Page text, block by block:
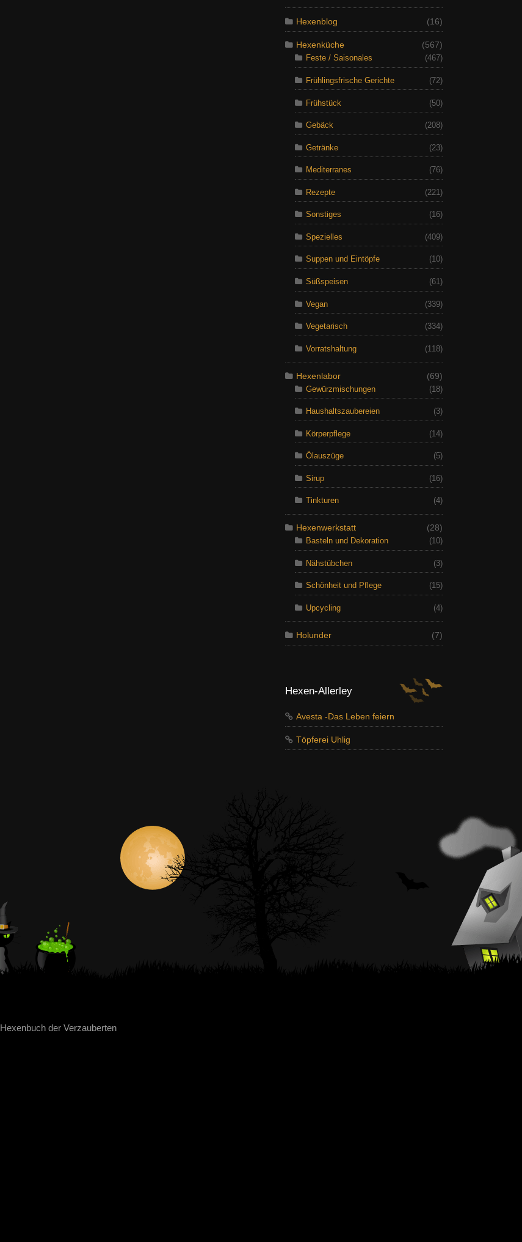
Hexenblog (16)
Hexenküche
(567)
Feste / Saisonales
(467)
Frühlingsfrische Gerichte (72)
Frühstück (50)
Gebäck (208)
Getränke (23)
Mediterranes (76)
Rezepte (221)
Sonstiges (16)
Spezielles (409)
Suppen und Eintöpfe (10)
Süßspeisen (61)
Vegan (339)
Vegetarisch (334)
Vorratshaltung (118)
Hexenlabor
(69)
Gewürzmischungen
(18)
Haushaltszaubereien (3)
Körperpflege (14)
Ölauszüge (5)
Sirup (16)
Tinkturen (4)
Hexenwerkstatt
(28)
Basteln und Dekoration
(10)
Nähstübchen (3)
Schönheit und Pflege (15)
Upcycling (4)
Holunder (7)
Hexen-Allerley
Avesta -Das Leben feiern
Töpferei Uhlig
Hexenbuch der Verzauberten